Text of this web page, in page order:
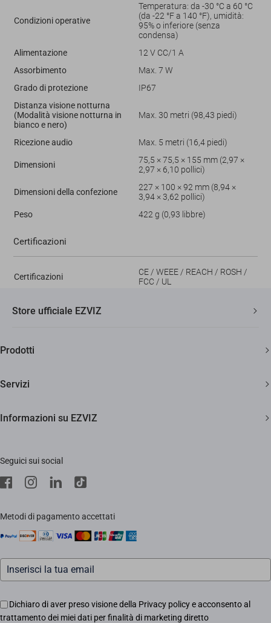
Condizioni operative
Temperatura: da -30 °C a 60 °C
(da -22 °F a 140 °F), umidità:
95% o inferiore (senza
condensa)
Alimentazione
12 V CC/1 A
Assorbimento
Max. 7 W
Grado di protezione
IP67
Distanza visione notturna
(Modalità visione notturna in
bianco e nero)
Max. 30 metri (98,43 piedi)
Ricezione audio Max. 5 metri (16,4 piedi)
Dimensioni
75,5 × 75,5 × 155 mm (2,97 ×
2,97 × 6,10 pollici)
Dimensioni della confezione
227 × 100 × 92 mm (8,94 ×
3,94 × 3,62 pollici)
Peso
422 g (0,93 libbre)
Certificazioni
Certificazioni
CE / WEEE / REACH / ROSH /
FCC / UL
Store ufficiale EZVIZ
Prodotti
Citofonia e Spioncini
Servizi
Supporto
Stores
Informazioni legali
Assistenza Motori Apricancello
Informazioni su EZVIZ
EZVIZ Green
EZVIZ CSR
Traccia il tuo ordine
Eventi
Seguici sui social
Metodi di pagamento accettati
Dichiaro di aver preso visione della Privacy policy e acconsento al
trattamento dei miei dati per finalità di marketing diretto